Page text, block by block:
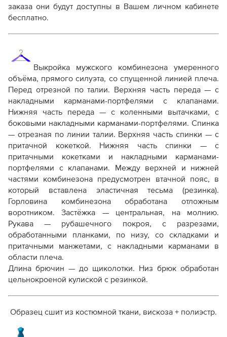
Дополнительные файлы:
Терминология машинных работ
Дополнение к технологии пошива
Как распечатывать выкройки
Как скорректировать готовую выкройку по росту
заказа они будут доступны в Вашем личном кабинете
бесплатно.
Выкройка мужского комбинезона умеренного
объёма, прямого силуэта, со спущенной линией плеча.
Перед отрезной по талии. Верхняя часть переда — с
накладными карманами-портфелями с клапанами.
Нижняя часть переда — с коленными вытачками, с
боковыми накладными карманами-портфелями. Спинка
— отрезная по линии талии. Верхняя часть спинки — с
притачной кокеткой. Нижняя часть спинки — с
притачными кокетками и накладными карманами-
портфелями с клапанами. Между верхней и нижней
частями комбинезона предусмотрен втачной пояс, в
который вставлена эластичная тесьма (резинка).
Горловина комбинезона обработана отложным
воротником. Застёжка — центральная, на молнию.
Рукава — рубашечного покроя, с разрезами,
обработанными планками, по низу, со складками и
притачными манжетами, с накладными карманами в
области плеча.
Длина брючин — до щиколотки. Низ брюк обработан
цельнокроеной кулиской с резинкой.
Образец сшит из костюмной ткани, вискоза + полиэстр.